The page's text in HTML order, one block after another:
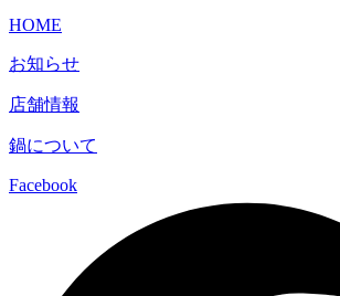
HOME
お知らせ
店舗情報
鍋について
Facebook